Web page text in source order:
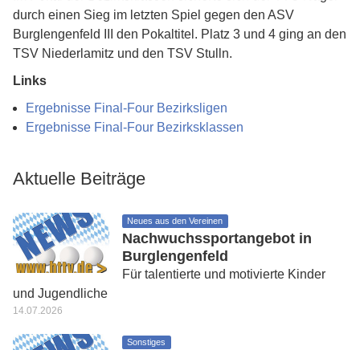
durch einen Sieg im letzten Spiel gegen den ASV
Burglengenfeld III den Pokaltitel. Platz 3 und 4 ging an den
TSV Niederlamitz und den TSV Stulln.
Links
Ergebnisse Final-Four Bezirksligen
Ergebnisse Final-Four Bezirksklassen
Aktuelle Beiträge
Neues aus den Vereinen
Nachwuchssportangebot in
Burglengenfeld
Für talentierte und motivierte Kinder
und Jugendliche
14.07.2026
Sonstiges